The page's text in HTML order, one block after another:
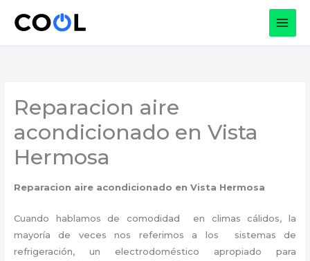
Reparacion aire
acondicionado en Vista
Hermosa
Reparacion aire acondicionado en Vista Hermosa
Cuando hablamos de comodidad en climas cálidos, la
mayoría de veces nos referimos a los sistemas de
refrigeración, un electrodoméstico apropiado para